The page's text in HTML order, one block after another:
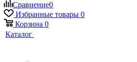
Сравнение0
Избранные товары 0
Корзина 0
Каталог